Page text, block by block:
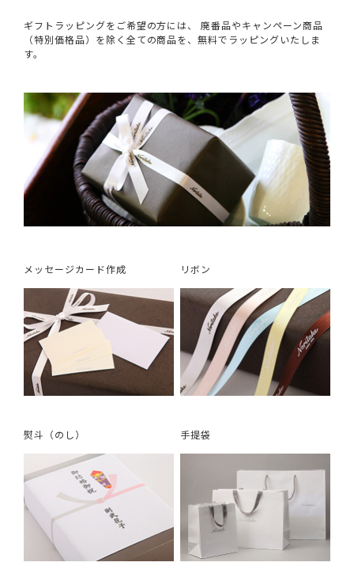
ギフトラッピングをご希望の方には、 廃番品やキャンペーン商品
（特別価格品）を除く全ての商品を、無料でラッピングいたしま
す。
メッセージカード作成 リボン
熨斗（のし） 手提袋